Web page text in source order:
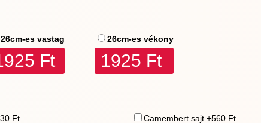
26cm-es vastag
Ft
26cm-es vékony
1925 Ft
Ft Camembert sajt +560 Ft